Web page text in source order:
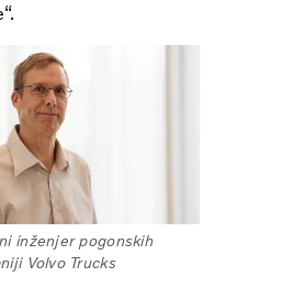
inženjer pogonskih
Volvo Trucks